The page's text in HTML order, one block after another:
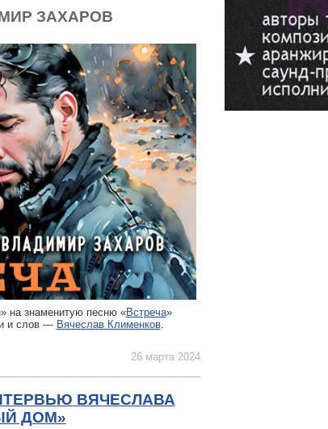
ЗАХАРОВ
на знаменитую песню «Встреча»
и слов — Вячеслав Клименков.
26 марта 2024
ВЯЧЕСЛАВА
ДОМ»